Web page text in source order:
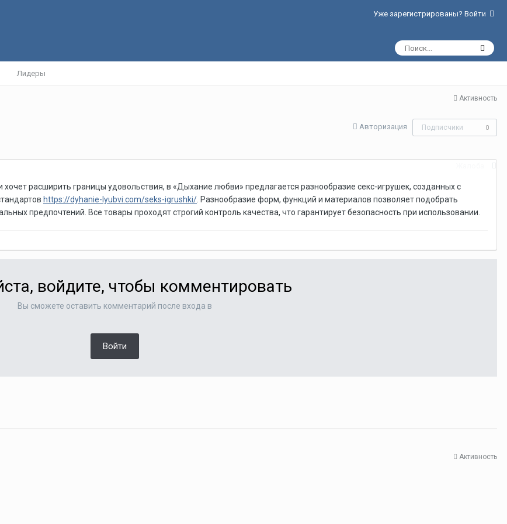
Уже зарегистрированы? Войти
Лидеры
Активность
Авторизация Подписчики 0
расширить границы удовольствия, в «Дыхание любви» предлагается разнообразие секс-игрушек, созданных с
https://dyhanie-lyubvi.com/seks-igrushki/ . Разнообразие форм, функций и материалов позволяет подобрать
предпочтений. Все товары проходят строгий контроль качества, что гарантирует безопасность при использовании.
войдите, чтобы комментировать
Вы сможете оставить комментарий после входа в
Войти
Активность